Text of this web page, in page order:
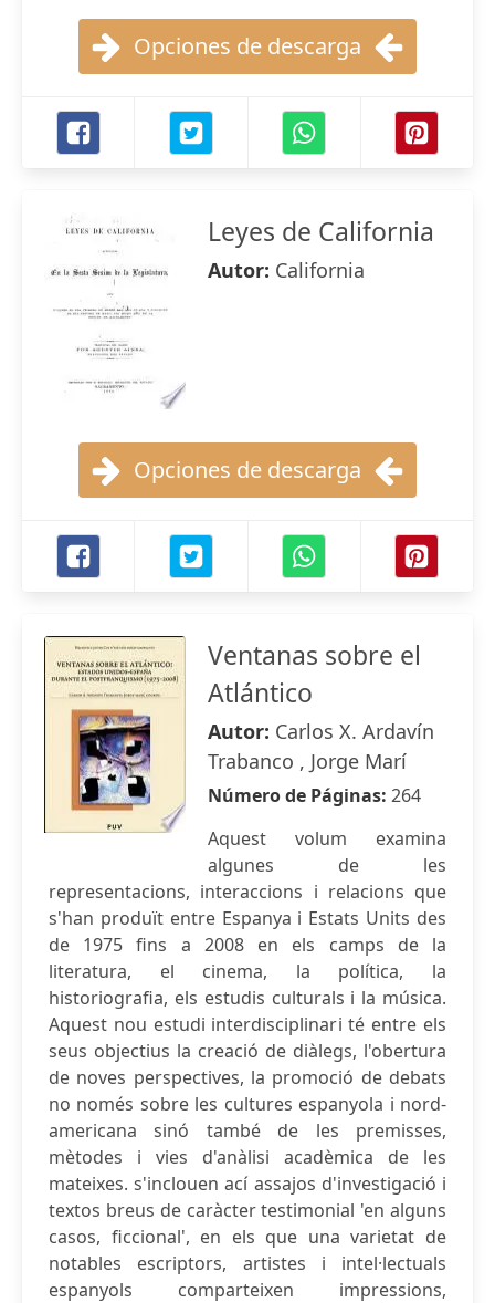
Opciones de descarga
Leyes de California
Autor: California
Opciones de descarga
Ventanas sobre el
Atlántico
Autor: Carlos X. Ardavín
Trabanco , Jorge Marí
Número de Páginas: 264
Aquest volum examina
algunes de les
representacions, interaccions i relacions que
s'han produït entre Espanya i Estats Units des
de 1975 fins a 2008 en els camps de la
literatura, el cinema, la política, la
historiografia, els estudis culturals i la música.
Aquest nou estudi interdisciplinari té entre els
seus objectius la creació de diàlegs, l'obertura
de noves perspectives, la promoció de debats
no només sobre les cultures espanyola i nord-
americana sinó també de les premisses,
mètodes i vies d'anàlisi acadèmica de les
mateixes. s'inclouen ací assajos d'investigació i
textos breus de caràcter testimonial 'en alguns
casos, ficcional', en els que una varietat de
notables escriptors, artistes i intel·lectuals
espanyols comparteixen impressions,